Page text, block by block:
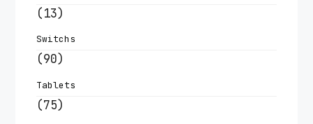
(13)
Switchs
(90)
Tablets
(75)